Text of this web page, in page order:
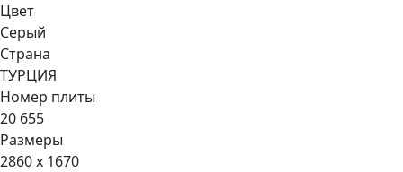
Цвет
Серый
Страна
ТУРЦИЯ
Номер плиты
20 655
Размеры
2860 x 1670